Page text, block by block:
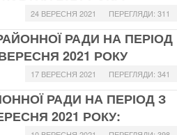
24 ВЕРЕСНЯ 2021 ПЕРЕГЛЯДИ: 311
РАДИ НА ПЕРІОД
2021 РОКУ
17 ВЕРЕСНЯ 2021 ПЕРЕГЛЯДИ: 341
РАДИ НА ПЕРІОД З
2021 РОКУ: